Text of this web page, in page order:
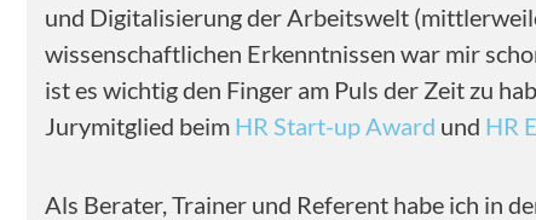
und Digitalisierung der Arbeitswelt
wissenschaftlichen Erkenntnissen war mir
ist es wichtig den Finger am Puls der Zeit zu
Jurymitglied beim HR Start-up Award und HR
Als Berater, Trainer und Referent habe ich in